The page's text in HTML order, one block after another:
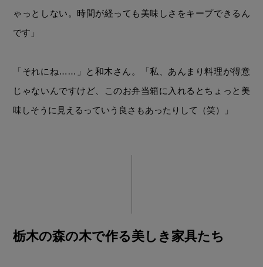
ゃっとしない。時間が経っても美味しさをキープできるん
です」
「それにね……」と和木さん。「私、あんまり料理が得意
じゃないんですけど、このお弁当箱に入れるとちょっと美
味しそうに見えるっていう良さもあったりして（笑）」
栃木の森の木で作る美しき家具たち